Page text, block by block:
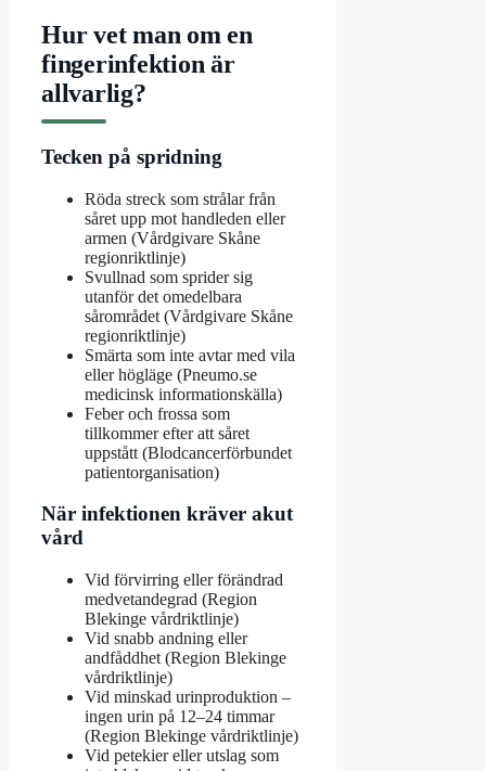
Hur vet man om en
fingerinfektion är
allvarlig?
Tecken på spridning
Röda streck som strålar från
såret upp mot handleden eller
armen (Vårdgivare Skåne
regionriktlinje)
Svullnad som sprider sig
utanför det omedelbara
sårområdet (Vårdgivare Skåne
regionriktlinje)
Smärta som inte avtar med vila
eller högläge (Pneumo.se
medicinsk informationskälla)
Feber och frossa som
tillkommer efter att såret
uppstått (Blodcancerförbundet
patientorganisation)
När infektionen kräver akut
vård
Vid förvirring eller förändrad
medvetandegrad (Region
Blekinge vårdriktlinje)
Vid snabb andning eller
andfåddhet (Region Blekinge
vårdriktlinje)
Vid minskad urinproduktion –
ingen urin på 12–24 timmar
(Region Blekinge vårdriktlinje)
Vid petekier eller utslag som